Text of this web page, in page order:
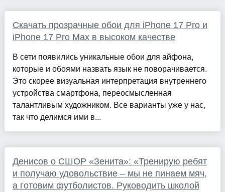
Скачать прозрачные обои для iPhone 17 Pro и
iPhone 17 Pro Max в высоком качестве
В сети появились уникальные обои для айфона,
которые и обоями назвать язык не поворачивается.
Это скорее визуальная интерпретация внутреннего
устройства смартфона, переосмысленная
талантливым художником. Все варианты уже у нас,
так что делимся ими в...
Денисов о СШОР «Зенита»: «Тренирую ребят
и получаю удовольствие – мы не пинаем мяч,
а готовим футболистов. Руководить школой